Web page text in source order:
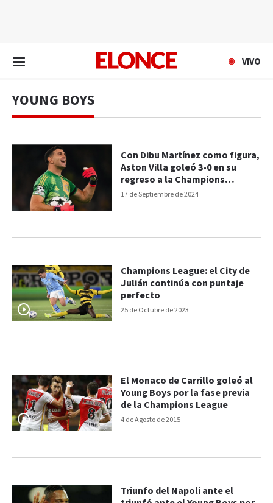
VIVO
YOUNG BOYS
17 de Septiembre de 2024
Con Dibu Martínez como figura,
Aston Villa goleó 3-0 en su
regreso a la Champions
League: videos
25 de Octubre de 2023
Champions League: el City de
Julián continúa con puntaje
perfecto
4 de Agosto de 2015
El Monaco de Carrillo goleó al
Young Boys por la fase previa
de la Champions League
Triunfo del Napoli ante el